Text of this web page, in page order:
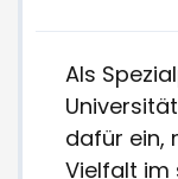
Als
dafür ein,
Vielfalt im